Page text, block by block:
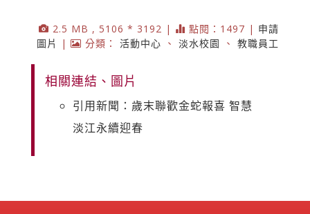
2.5 MB , 5106 * 3192 | 點閱：1497 | 申請
圖片
| 分類： 活動中心 、 淡水校園 、 教職員工
相關連結、圖片
引用新聞：歲末聯歡金蛇報喜 智慧
淡江永續迎春